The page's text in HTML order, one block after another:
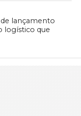
lançamento
logístico que